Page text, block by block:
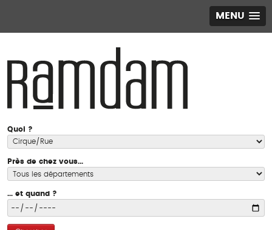
MENU
Quoi ?
Près de chez vous...
... et quand ?